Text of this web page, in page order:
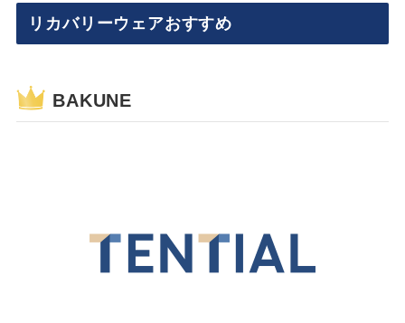
リカバリーウェアおすすめ
BAKUNE